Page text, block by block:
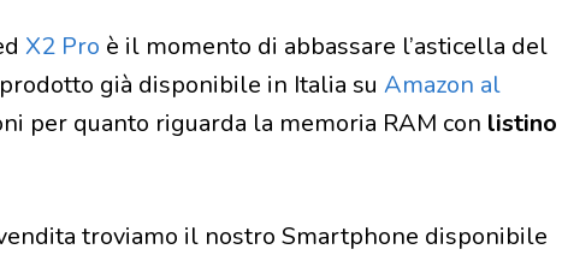
X2 Pro è il momento di abbassare l’asticella del
già disponibile in Italia su Amazon al
per quanto riguarda la memoria RAM con listino
troviamo il nostro Smartphone disponibile